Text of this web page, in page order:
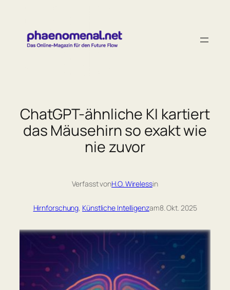
springen
ChatGPT-ähnliche KI kartiert
das Mäusehirn so exakt wie
nie zuvor
Verfasst vonH.O. Wirelessin
Hirnforschung, Künstliche Intelligenzam8. Okt. 2025